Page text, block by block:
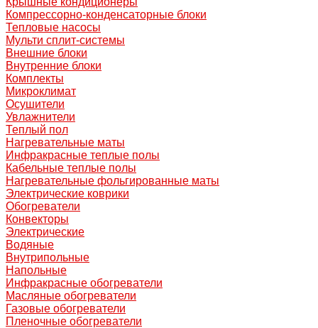
Компрессорно-конденсаторные блоки
Тепловые насосы
Мульти сплит-системы
Внешние блоки
Внутренние блоки
Комплекты
Микроклимат
Осушители
Увлажнители
Теплый пол
Нагревательные маты
Инфракрасные теплые полы
Кабельные теплые полы
Нагревательные фольгированные маты
Электрические коврики
Обогреватели
Конвекторы
Электрические
Водяные
Внутрипольные
Напольные
Инфракрасные обогреватели
Масляные обогреватели
Газовые обогреватели
Пленочные обогреватели